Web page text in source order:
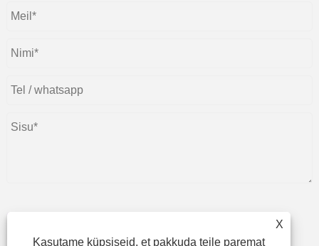
X
Kasutame küpsiseid, et pakkuda teile paremat